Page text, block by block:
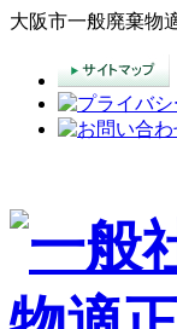
大阪市一般廃棄物